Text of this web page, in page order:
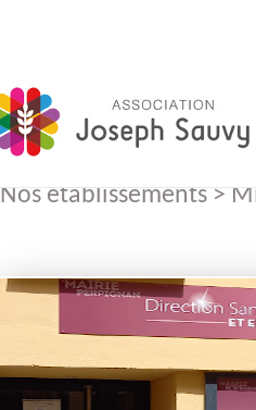
Nos établissements >